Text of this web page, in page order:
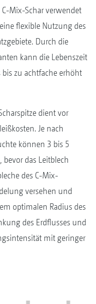
Mix-Schar verwendet
flexible Nutzung des
Durch die
kann die Lebenszeit
bis zu achtfache erhöht
dient vor
Je nach
können 3 bis 5
bevor das Leitblech
des C-Mix-
versehen und
optimalen Radius des
des Erdflusses und
mit geringer